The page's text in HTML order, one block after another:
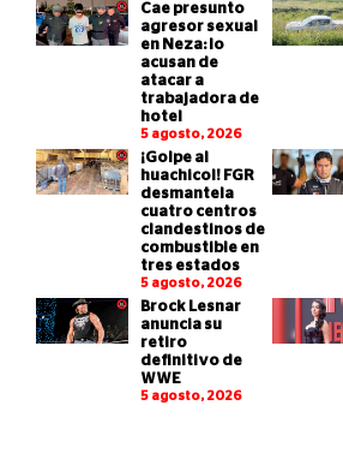
Cae presunto
agresor sexual
en Neza: lo
acusan de
atacar a
trabajadora de
hotel
5 agosto, 2026
¡Golpe al
huachicol! FGR
desmantela
cuatro centros
clandestinos de
combustible en
tres estados
5 agosto, 2026
Brock Lesnar
anuncia su
retiro
definitivo de
WWE
5 agosto, 2026